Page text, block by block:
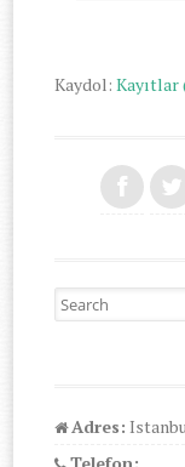
Kaydol:Kayıtlar
Search for:
Adres: